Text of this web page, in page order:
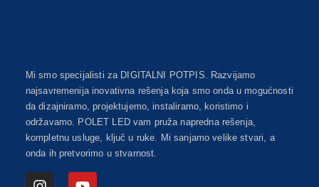
Mi smo specijalisti za DIGITALNI POTPIS. Razvijamo
najsavremenija inovativna rešenja koja smo onda u mogućnosti
da dizajniramo, projektujemo, instaliramo, koristimo i
održavamo. POLET LED vam pruža napredna rešenja,
kompletnu usluge, ključ u ruke. Mi sanjamo velike stvari, a
onda ih pretvorimo u stvarnost.